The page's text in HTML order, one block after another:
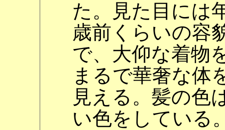
た。見た目には
歳前くらいの容
で、大仰な着物
まるで華奢な体
見える。髪の色
い色をしている